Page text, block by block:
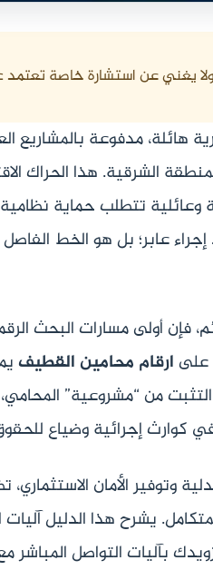
يغني عن استشارة خاصة تعتمد
مدفوعة بالمشاريع
مع مستهدفات رؤية المملكة 2030 بالمنطقة
وعائلية تتطلب حماية
عابر؛ بل هو الخط
فإن أولى مسارات البحث
على ارقام محامين القطيف
من “مشروعية”
كوارث إجرائية وضياع
وتوفير الأمان
يشرح هذا الدليل
بآليات التواصل